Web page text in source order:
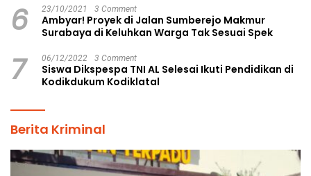
6 23/10/2021 3 Comment
Ambyar! Proyek di Jalan Sumberejo Makmur
Surabaya di Keluhkan Warga Tak Sesuai Spek
7 06/12/2022 3 Comment
Siswa Dikspespa TNI AL Selesai Ikuti Pendidikan di
Kodikdukum Kodiklatal
Berita Kriminal